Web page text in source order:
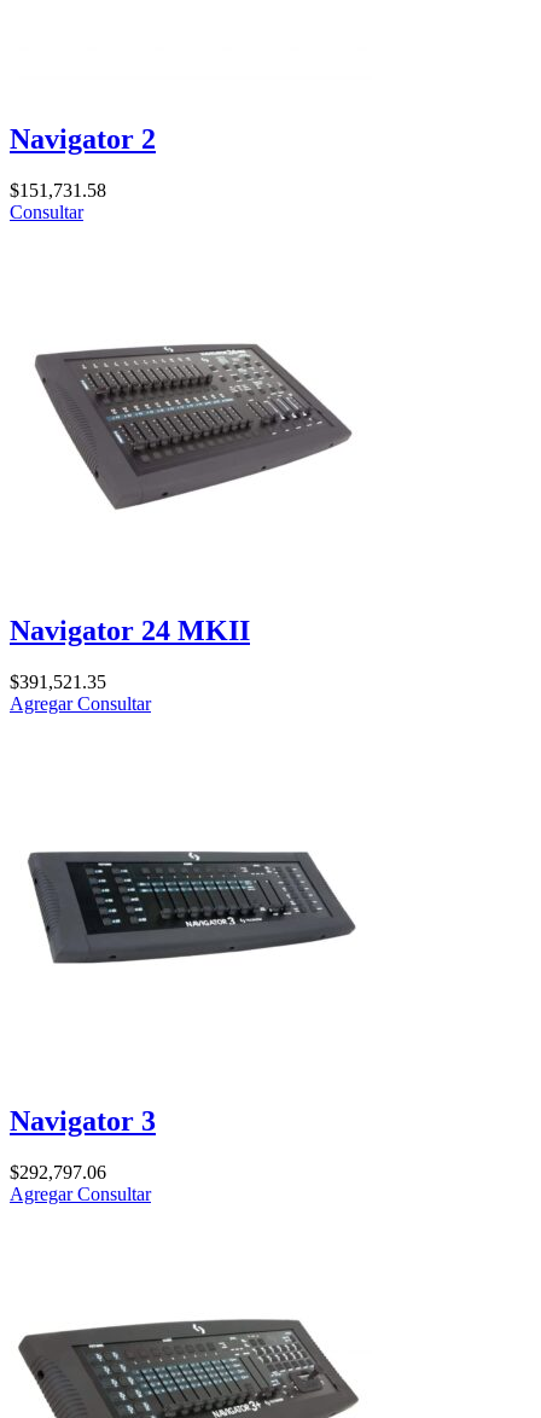
Navigator 2
$151,731.58
Consultar
Navigator 24 MKII
$391,521.35
AgregarConsultar
Navigator 3
$292,797.06
AgregarConsultar